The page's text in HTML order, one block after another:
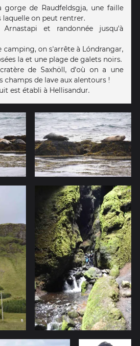
gorge de Raudfeldsgja, une faille
laquelle on peut rentrer.
et randonnée jusqu'à
camping, on s'arrête à Lóndrangar,
la et une plage de galets noirs.
de Saxhöll, d'où on a une
champs de lave aux alentours !
est établi à Hellisandur.